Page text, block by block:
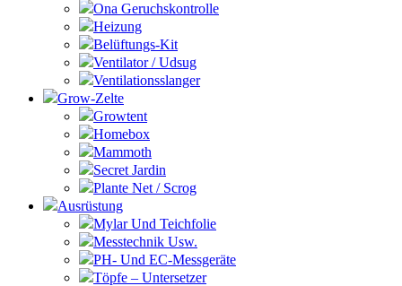
Ona Geruchskontrolle
Heizung
Belüftungs-Kit
Ventilator / Udsug
Ventilationsslanger
Grow-Zelte
Growtent
Homebox
Mammoth
Secret Jardin
Plante Net / Scrog
Ausrüstung
Mylar Und Teichfolie
Messtechnik Usw.
PH- Und EC-Messgeräte
Töpfe – Untersetzer